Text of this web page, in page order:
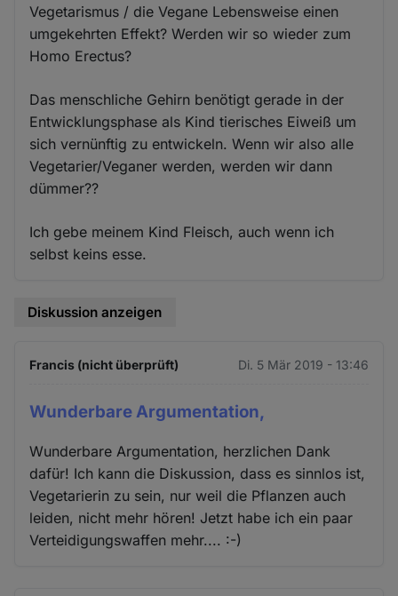
Vegetarismus / die Vegane Lebensweise einen
umgekehrten Effekt? Werden wir so wieder zum
Homo Erectus?
Das menschliche Gehirn benötigt gerade in der
Entwicklungsphase als Kind tierisches Eiweiß um
sich vernünftig zu entwickeln. Wenn wir also alle
Vegetarier/Veganer werden, werden wir dann
dümmer??
Ich gebe meinem Kind Fleisch, auch wenn ich
selbst keins esse.
Diskussion anzeigen
Francis (nicht überprüft) Di. 5 Mär 2019 - 13:46
Wunderbare Argumentation,
Wunderbare Argumentation, herzlichen Dank
dafür! Ich kann die Diskussion, dass es sinnlos ist,
Vegetarierin zu sein, nur weil die Pflanzen auch
leiden, nicht mehr hören! Jetzt habe ich ein paar
Verteidigungswaffen mehr.... :-)